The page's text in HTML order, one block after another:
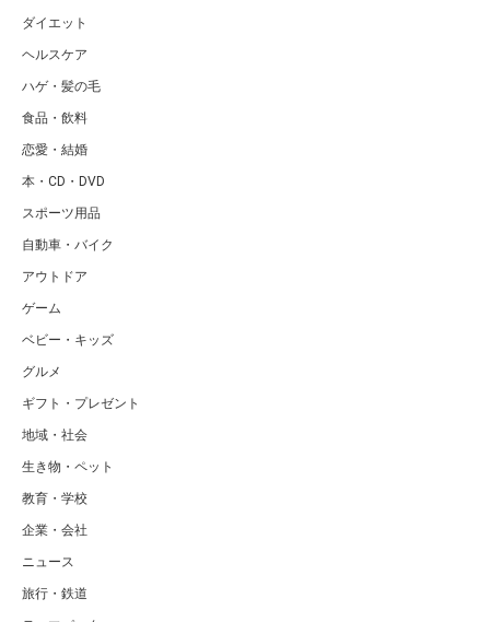
ダイエット
ヘルスケア
ハゲ・髪の毛
食品・飲料
恋愛・結婚
本・CD・DVD
スポーツ用品
自動車・バイク
アウトドア
ゲーム
ベビー・キッズ
グルメ
ギフト・プレゼント
地域・社会
生き物・ペット
教育・学校
企業・会社
ニュース
旅行・鉄道